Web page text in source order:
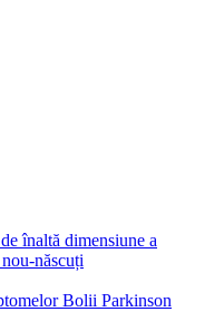
înaltă dimensiune a
născuți
Bolii Parkinson